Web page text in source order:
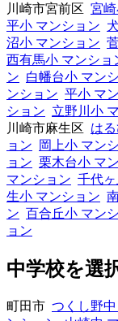
川崎市宮前区 宮
平小 マンション
沼小 マンション
西有馬小 マンショ
ン 白幡台小 マン
ンション 平小 マ
ション 立野川小
川崎市麻生区 は
ョン
岡上小 マン
ョン 栗木台小 マ
マンション 千代
生小 マンション
ン 百合丘小 マン
ョン
中学校を選
町田市 つくし野